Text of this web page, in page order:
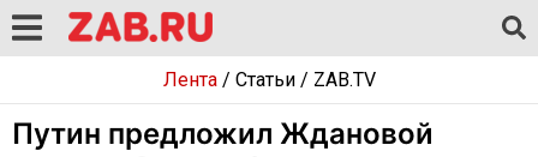
Лента/ Статьи/ ZAB.TV
Путин предложил Ждановой